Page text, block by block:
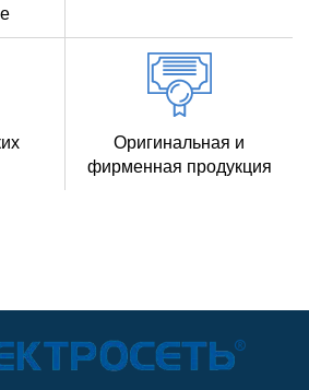
Оригинальная и
фирменная продукция